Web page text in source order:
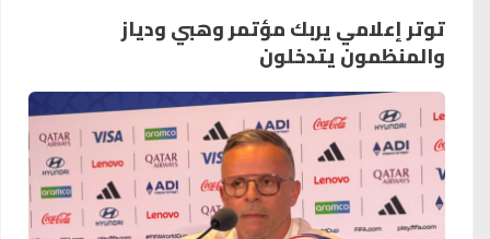
توتر إعلامي يربك مؤتمر وهبي ودياز
والمنظمون يتدخلون